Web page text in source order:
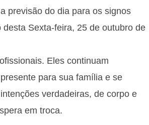
previsão do dia para os signos
Sexta-feira, 25 de outubro de
Eles continuam
para sua família e se
verdadeiras, de corpo e
em troca.